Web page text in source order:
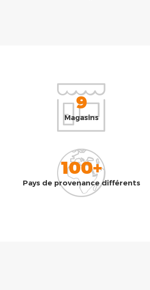
9
Magasins
100+
Pays de provenance différents